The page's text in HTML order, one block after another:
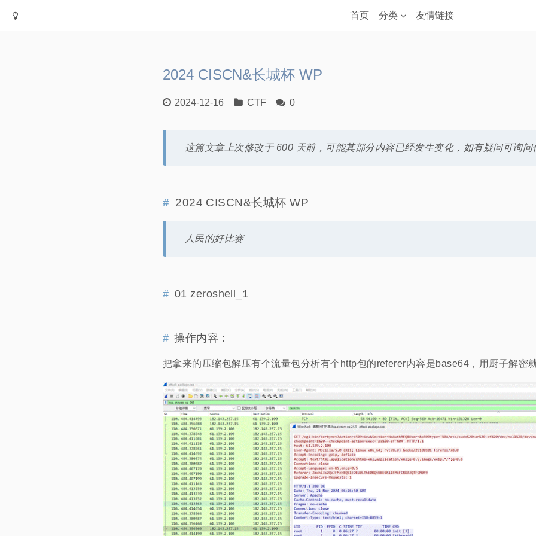
首页 分类 友情链接
2024 CISCN&长城杯 WP
2024-12-16 CTF 0
这篇文章上次修改于 600 天前，可能其部分内容已经发生变化，如有疑问可询问
2024 CISCN&长城杯 WP
人民的好比赛
01 zeroshell_1
操作内容：
把拿来的压缩包解压有个流量包分析有个http包的referer内容是base64，用厨子解密